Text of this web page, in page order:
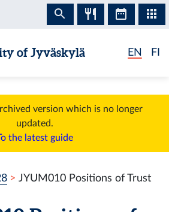
of Jyväskylä EN FI
version which is no longer
updated.
the latest guide
JYUM010 Positions of Trust